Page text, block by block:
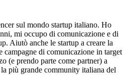
sul mondo startup italiano. Ho
mi occupo di comunicazione e di
Aiutò anche le startup a creare la
campagne di comunicazione in target
(e prendo parte come partner) a
più grande community italiana del